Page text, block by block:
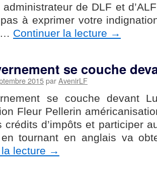
de DLF et
pas à exprimer votre
Continuer la lecture →
se couche
2015parAvenirLF
se couche devant
Fleur Pellerin
crédits d’impôts et participer
en tournant en anglais va
lecture →